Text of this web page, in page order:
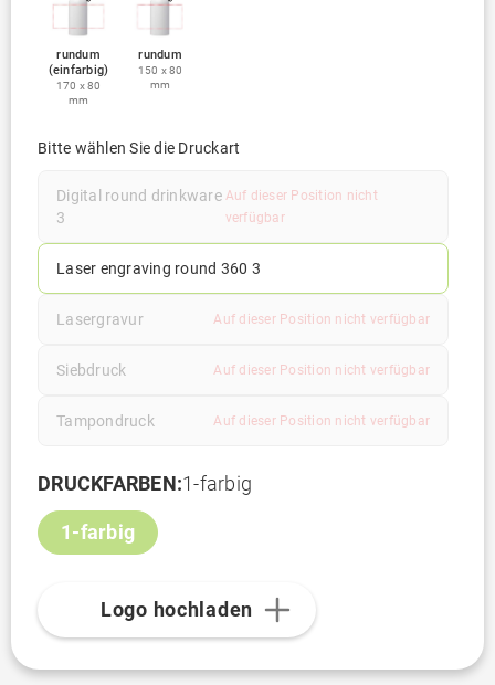
rundum
(einfarbig)
170 x 80
mm
rundum
150 x 80
mm
Bitte wählen Sie die Druckart
Digital round drinkware
3
Auf dieser Position nicht
verfügbar
Laser engraving round 360 3
Lasergravur Auf dieser Position nicht verfügbar
Siebdruck Auf dieser Position nicht verfügbar
Tampondruck Auf dieser Position nicht verfügbar
DRUCKFARBEN:1-farbig
1-farbig
Logo hochladen